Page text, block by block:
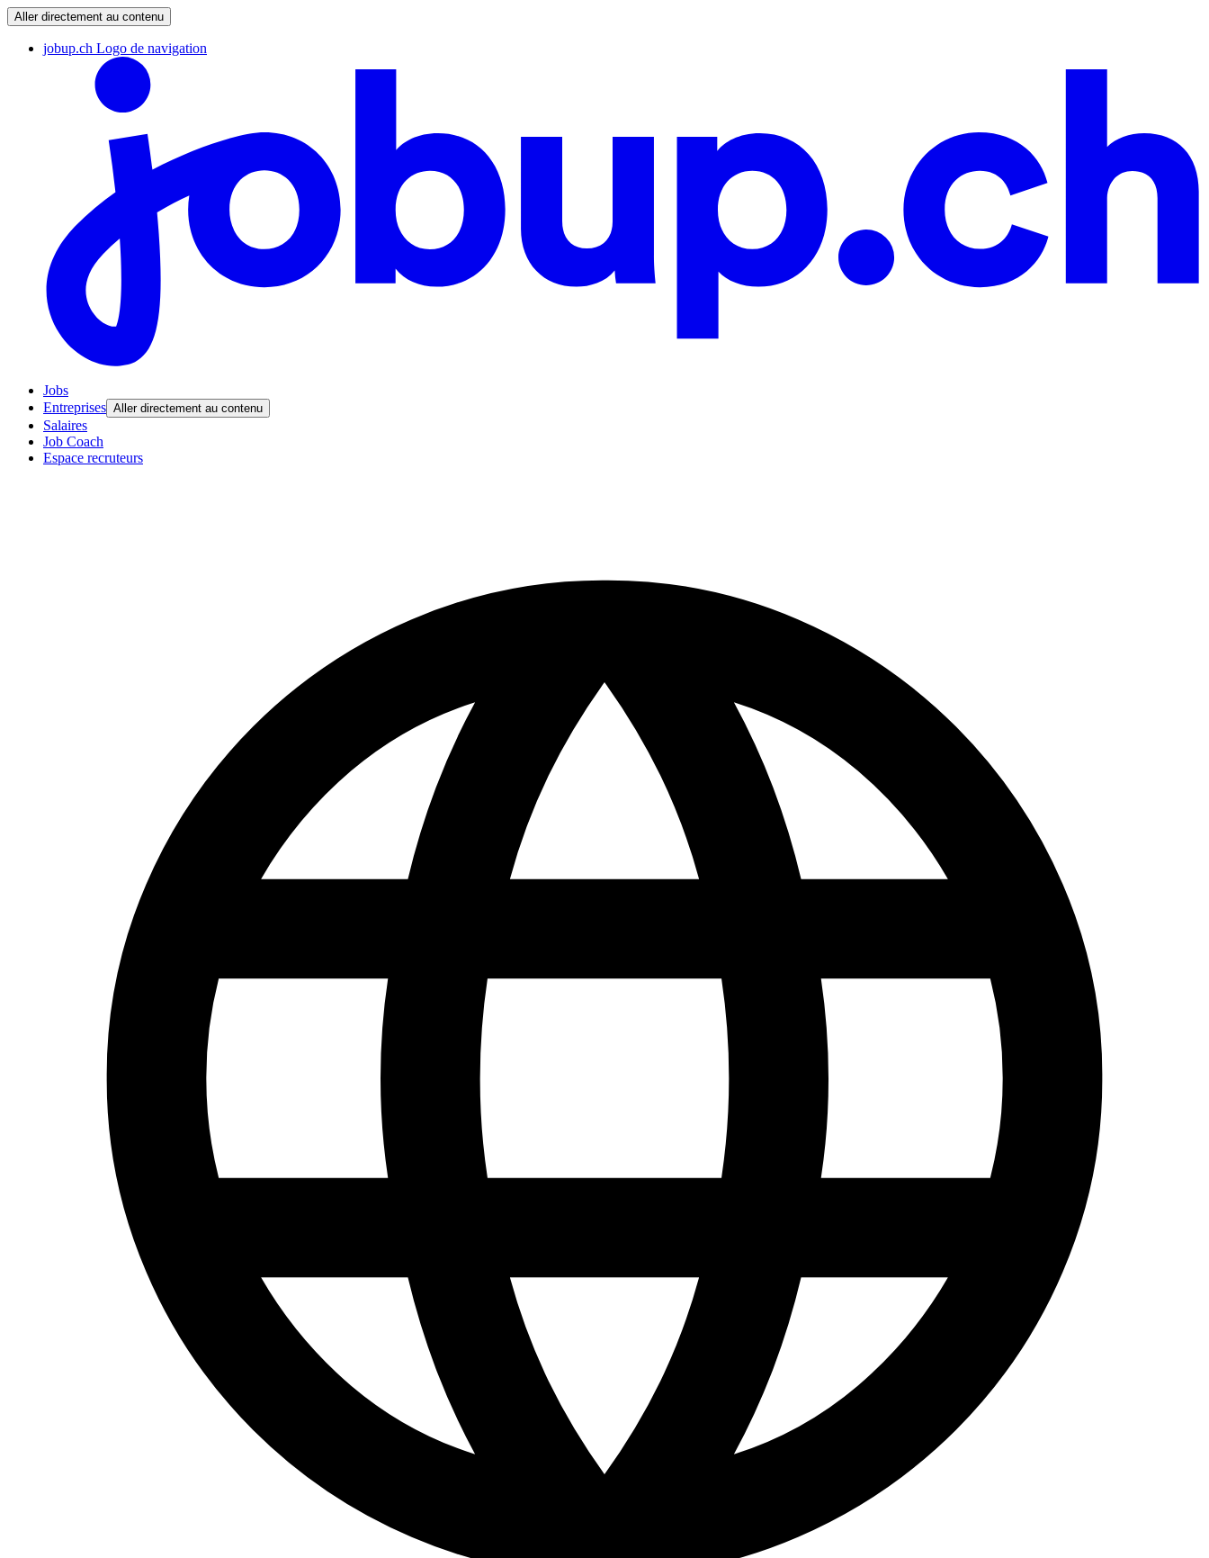
Aller directement au contenu
jobup.ch Logo de navigation
Jobs
Entreprises Aller directement au contenu
Salaires
Job Coach
Espace recruteurs